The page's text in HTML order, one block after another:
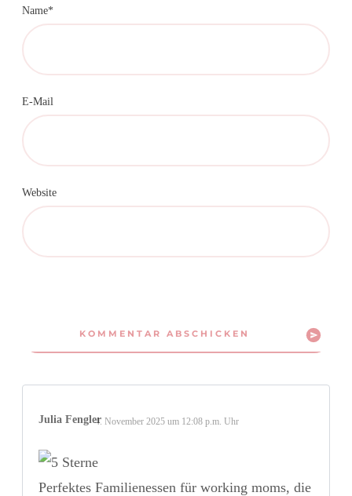
Name*
E-Mail
Website
KOMMENTAR ABSCHICKEN
Julia Fengler4. November 2025 um 12:08 p.m. Uhr
Perfektes Familienessen für working moms, die